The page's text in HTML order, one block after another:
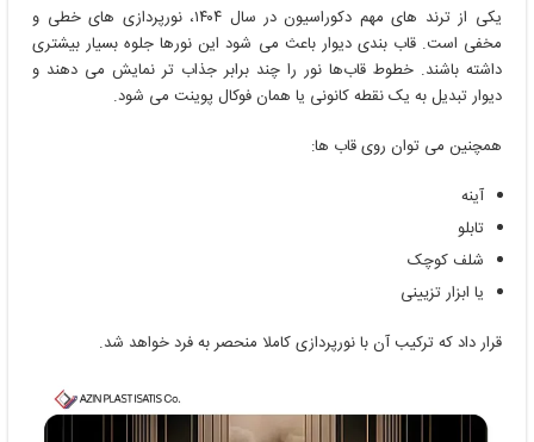
یکی از ترند های مهم دکوراسیون در سال ۱۴۰۴، نورپردازی ‌های خطی و
مخفی است. قاب بندی دیوار باعث می ‌شود این نورها جلوه بسیار بیشتری
داشته باشند. خطوط قاب‌ها نور را چند برابر جذاب ‌تر نمایش می ‌دهند و
دیوار تبدیل به یک نقطه کانونی یا همان فوکال پوینت می ‌شود.
همچنین می ‌توان روی قاب ‌ها:
آینه
تابلو
شلف کوچک
یا ابزار تزیینی
قرار داد که ترکیب آن با نورپردازی کاملا منحصر به فرد خواهد شد.